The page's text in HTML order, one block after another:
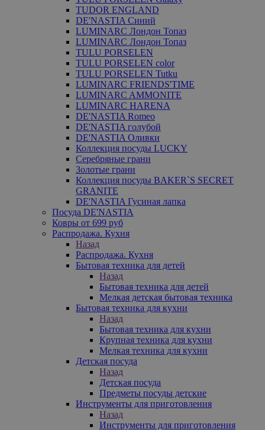
TUDOR ENGLAND
DE'NASTIA Синий
LUMINARC Лондон Топаз
LUMINARC Лондон Топаз
TULU PORSELEN
TULU PORSELEN color
TULU PORSELEN Tutku
LUMINARC FRIENDS'TIME
LUMINARC AMMONITE
LUMINARC HARENA
DE'NASTIA Romeo
DE'NASTIA голубой
DE'NASTIA Оливки
Коллекция посуды LUCKY
Серебряные грани
Золотые грани
Коллекция посуды BAKER`S SECRET
GRANITE
DE'NASTIA Гусиная лапка
Посуда DE'NASTIA
Ковры от 699 руб
Распродажа. Кухня
Назад
Распродажа. Кухня
Бытовая техника для детей
Назад
Бытовая техника для детей
Мелкая детская бытовая техника
Бытовая техника для кухни
Назад
Бытовая техника для кухни
Крупная техника для кухни
Мелкая техника для кухни
Детская посуда
Назад
Детская посуда
Предметы посуды детские
Инструменты для приготовления
Назад
Инструменты для приготовления